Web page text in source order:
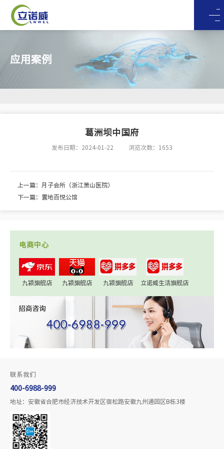
应用案例
葛洲坝中国府
发布日期：2024-01-22 浏览次数：1653
上一篇：月子会所（浙江萧山医院）
下一篇：置地百悦公馆
电商中心
九颍旗舰店 九颍旗舰店 九颍旗舰店 立诺威生活旗舰店
联系我们
400-6988-999
地址：安徽省合肥市经济技术开发区宿松路安徽九州通园区B栋3楼